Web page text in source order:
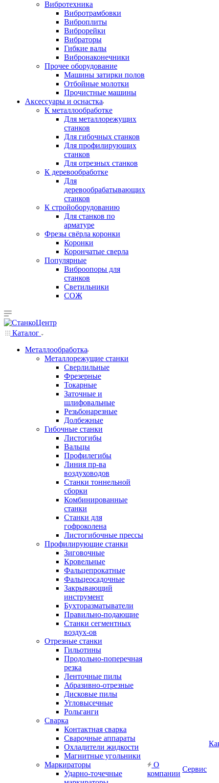
Вибротехника
Вибротрамбовки
Виброплиты
Виброрейки
Вибраторы
Гибкие валы
Вибронаконечники
Прочее оборудование
Машины затирки полов
Отбойные молотки
Прочистные машины
Аксeccyapы и оснастка
К металлообработке
Для металлорежущих
станков
Для гибочных станков
Для профилирующих
станков
Для отрезных станков
К деревообработке
Для
деревообрабатывающих
станков
К стройоборудованию
Для станков по
арматуре
Фрезы свёрла коронки
Коронки
Корончатые сверла
Популярные
Виброопоры для
станков
Светильники
СОЖ
Каталог
Металлообработка
Металлорежущие станки
Сверлильные
Фрезерные
Токарные
Заточные и
шлифовальные
Резьбонарезные
Долбежные
Гибочные станки
Листогибы
Вальцы
Профилегибы
Линия пр-ва
воздуховодов
Станки тоннельной
сборки
Комбинированные
станки
Станки для
гофроколена
Листогибочные прессы
Профилирующие станки
Зиговочные
Кровельные
Фальцепрокатные
Фальцеосадочные
Закрывающий
инструмент
Бухторазматыватели
Правильно-подающие
Станки сегментных
воздух-ов
Отрезные станки
Гильотины
Продольно-поперечная
резка
Ленточные пилы
Абразивно-отрезные
Дисковые пилы
Угловысечные
Рольганги
Сварка
Контактная сварка
Сварочные аппараты
Охладители жидкости
Магнитные угольники
Маркираторы
Ударно-точечные
О
компании
Сервис